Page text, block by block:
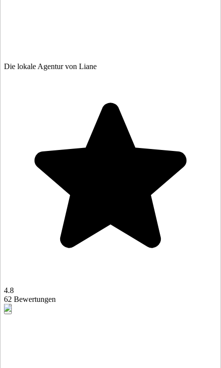
Die lokale Agentur von Liane
4.8
62 Bewertungen